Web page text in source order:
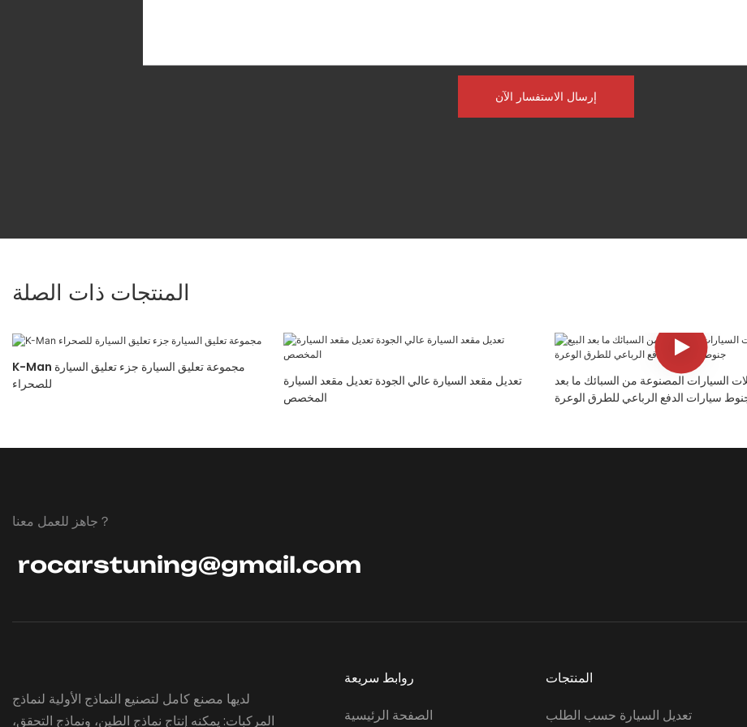
إرسال الاستفسار الآن
المنتجات ذات الصلة
K-Man مجموعة تعليق السيارة جزء تعليق السيارة
للصحراء
تعديل مقعد السيارة عالي الجودة تعديل مقعد السيارة
المخصص
السيارات المصنوعة من السبائك ما بعد
جنوط سيارات الدفع الرباعي للطرق الوعرة
جاهز للعمل معنا？
rocarstuning@gmail.com
لديها مصنع كامل لتصنيع النماذج الأولية لنماذج
المركبات: يمكنه إنتاج نماذج الطين، ونماذج التحقق،
روابط سريعة
الصفحة الرئيسية
المنتجات
تعديل السيارة حسب الطلب